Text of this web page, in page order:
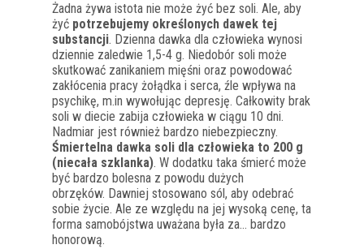
Żadna żywa istota nie może żyć bez soli. Ale, aby
żyć potrzebujemy określonych dawek tej
substancji. Dzienna dawka dla człowieka wynosi
dziennie zaledwie 1,5-4 g. Niedobór soli może
skutkować zanikaniem mięśni oraz powodować
zakłócenia pracy żołądka i serca, źle wpływa na
psychikę, m.in wywołując depresję. Całkowity brak
soli w diecie zabija człowieka w ciągu 10 dni.
Nadmiar jest również bardzo niebezpieczny.
Śmiertelna dawka soli dla człowieka to 200 g
(niecała szklanka). W dodatku taka śmierć może
być bardzo bolesna z powodu dużych
obrzęków. Dawniej stosowano sól, aby odebrać
sobie życie. Ale ze względu na jej wysoką cenę, ta
forma samobójstwa uważana była za… bardzo
honorową.